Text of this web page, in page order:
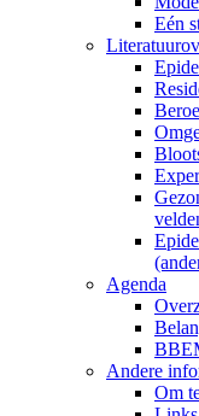
Eén
Agenda
Andere
Om